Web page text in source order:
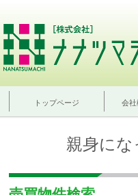
トップページ 会社
親身にな